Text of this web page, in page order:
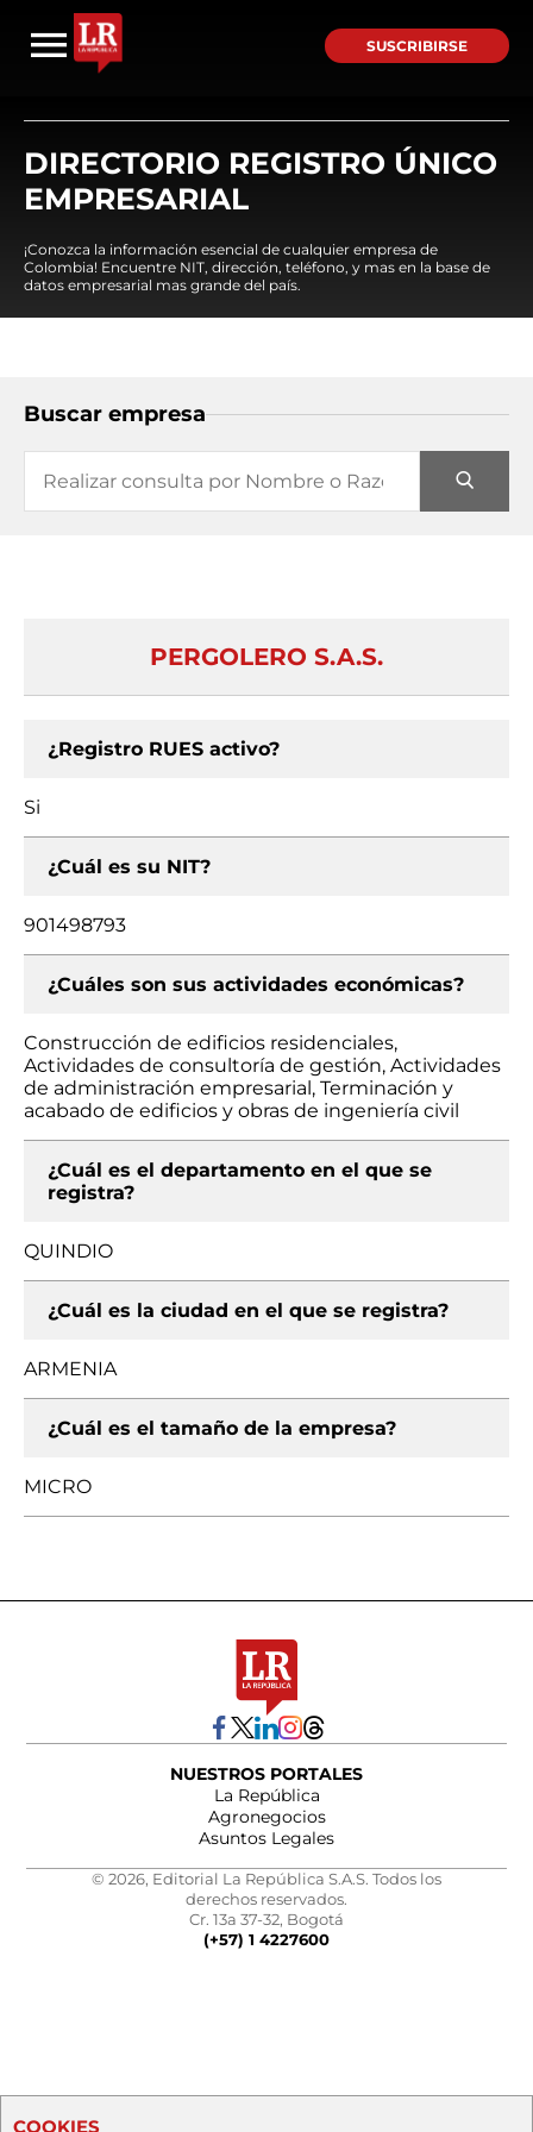
SUSCRIBIRSE
DIRECTORIO REGISTRO ÚNICO
EMPRESARIAL
¡Conozca la información esencial de cualquier empresa de
Colombia! Encuentre NIT, dirección, teléfono, y mas en la base de
datos empresarial mas grande del país.
Buscar empresa
PERGOLERO S.A.S.
¿Registro RUES activo?
Si
¿Cuál es su NIT?
901498793
¿Cuáles son sus actividades económicas?
Construcción de edificios residenciales,
Actividades de consultoría de gestión, Actividades
de administración empresarial, Terminación y
acabado de edificios y obras de ingeniería civil
¿Cuál es el departamento en el que se
registra?
QUINDIO
¿Cuál es la ciudad en el que se registra?
ARMENIA
¿Cuál es el tamaño de la empresa?
MICRO
NUESTROS PORTALES
La República
Agronegocios
Asuntos Legales
© 2026, Editorial La República S.A.S. Todos los
derechos reservados.
Cr. 13a 37-32, Bogotá
(+57) 1 4227600
COOKIES